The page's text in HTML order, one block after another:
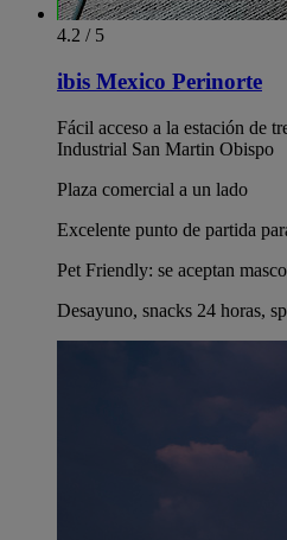
4.2 / 5
ibis Mexico Perinorte
Fácil acceso a la estación de
Industrial San Martin Obispo
Plaza comercial a un lado
Excelente punto de partida
Pet Friendly: se aceptan
Desayuno, snacks 24 horas,